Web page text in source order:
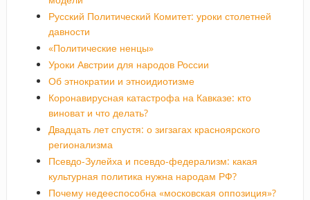
Русский Политический Комитет: уроки столетней
давности
«Политические ненцы»
Уроки Австрии для народов России
Об этнократии и этноидиотизме
Коронавирусная катастрофа на Кавказе: кто
виноват и что делать?
Двадцать лет спустя: о зигзагах красноярского
регионализма
Псевдо-Зулейха и псевдо-федерализм: какая
культурная политика нужна народам РФ?
Почему недееспособна «московская оппозиция»?